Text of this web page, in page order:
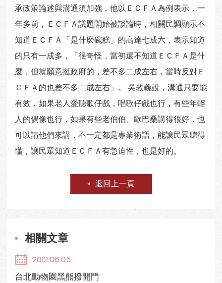
承政策論述與溝通須加強，他以ＥＣＦＡ為例表示，一
年多前，ＥＣＦＡ議題開始被談論時，相關民調顯示不
知道ＥＣＦＡ「是什麼碗糕」的高達七成六，表示知道
的只有一成多，「很奇怪，當初還不知道ＥＣＦＡ是什
麼，但就願意挺政府的，差不多二成左右，當時反對Ｅ
ＣＦＡ的也差不多二成左右」。 吳敦義說，溝通只要能
有效，如果老人愛聽歌仔戲，唱歌仔戲也行，有些年輕
人的偶像也行，如果有些老伯伯、歐巴桑講得很好，也
可以請他們來講，不一定都是專業術語，能讓民眾聽得
懂，讓民眾知道ＥＣＦＡ有急迫性，也是好的。
返回上一頁
相關文章
2012.06.05
台北動物園黑熊撥開門